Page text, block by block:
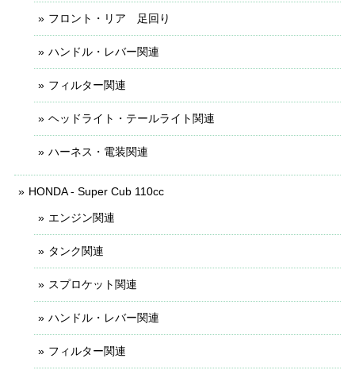
フロント・リア 足回り
ハンドル・レバー関連
フィルター関連
ヘッドライト・テールライト関連
ハーネス・電装関連
HONDA - Super Cub 110cc
エンジン関連
タンク関連
スプロケット関連
ハンドル・レバー関連
フィルター関連